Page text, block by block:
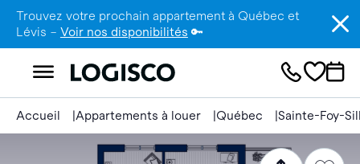
Trouvez votre prochain appartement à Québec et
Lévis – Voir nos disponibilités 🔑
Accueil Appartements à louer Québec Sainte-Foy-